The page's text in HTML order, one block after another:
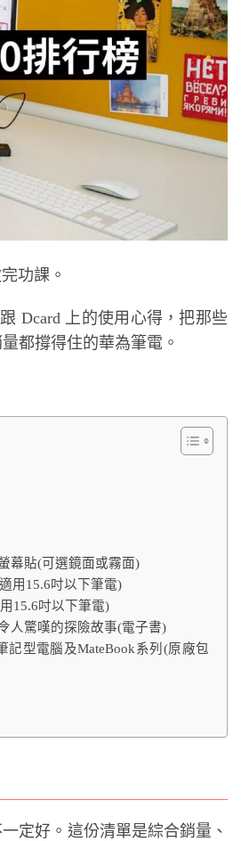
功課。
Dcard 上的使用心得，把那些
都撐得住的華為筆電。
幕貼(可選鏡面或霧面)
用15.6吋以下筆電)
15.6吋以下筆電)
人驚嘆的探險故事(電子書)
記型電腦及MateBook系列(原廠包
定好。這份清單是綜合銷量、